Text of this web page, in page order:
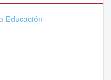
Educación